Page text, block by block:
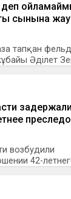
сынына
тапқан
Әділет
задержали
возбудили
42-